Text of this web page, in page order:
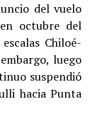
del vuelo
octubre del
Chiloé-
luego
suspendió
hacia Punta